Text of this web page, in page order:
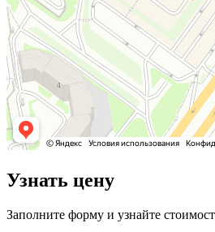
Узнать цену
Заполните форму и узнайте